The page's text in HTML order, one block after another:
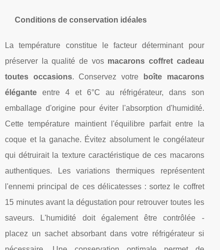
Conditions de conservation idéales
La température constitue le facteur déterminant pour
préserver la qualité de vos macarons coffret cadeau
toutes occasions. Conservez votre
boîte macarons
élégante entre 4 et 6°C au réfrigérateur, dans son
emballage d'origine pour éviter l'absorption d'humidité.
Cette température maintient l'équilibre parfait entre la
coque et la ganache. Évitez absolument le congélateur
qui détruirait la texture caractéristique de ces macarons
authentiques. Les variations thermiques représentent
l'ennemi principal de ces délicatesses : sortez le coffret
15 minutes avant la dégustation pour retrouver toutes les
saveurs. L'humidité doit également être contrôlée -
placez un sachet absorbant dans votre réfrigérateur si